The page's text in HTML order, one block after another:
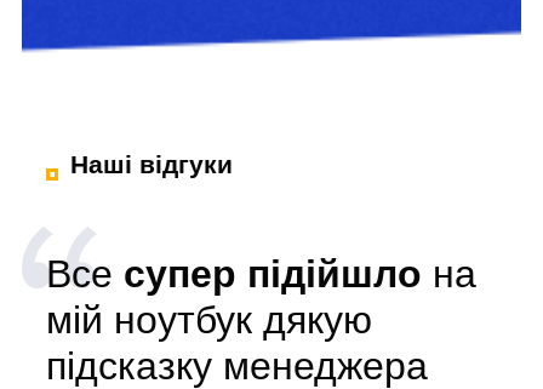
Наші відгуки
Все супер підійшло на
мій ноутбук дякую
підсказку менеджера